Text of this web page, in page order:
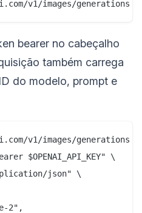
bearer no cabeçalho
também carrega
do modelo, prompt e
v1/images/generations \
$OPENAI_API_KEY" \
json" \
2",